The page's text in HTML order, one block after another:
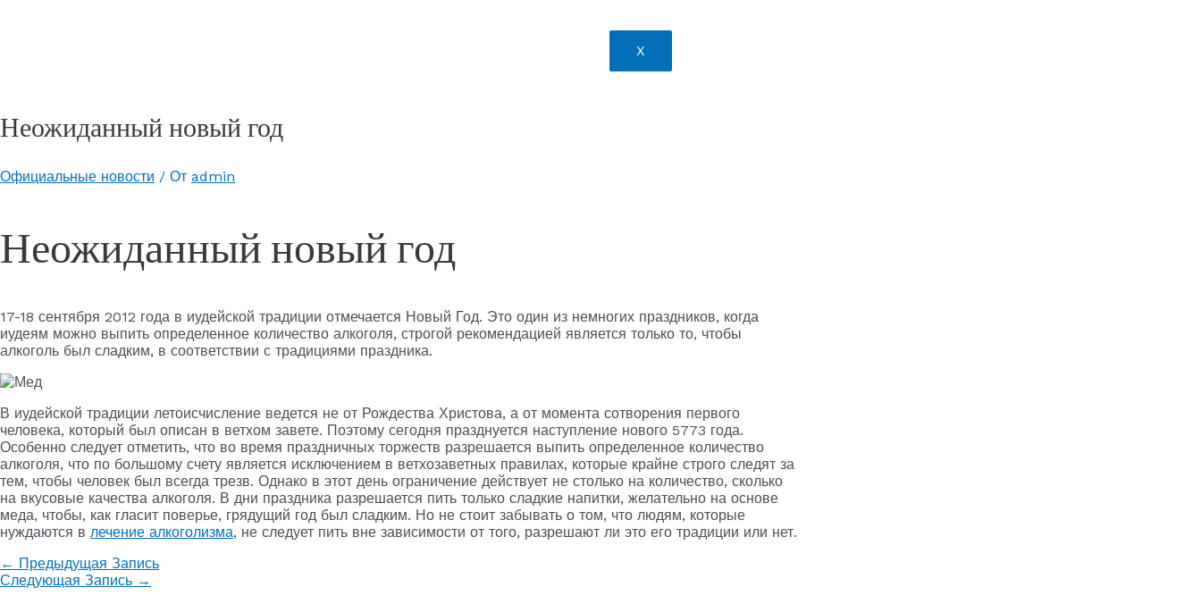
X
Неожиданный новый год
Официальные новости / От admin
Неожиданный новый год
17-18 сентября 2012 года в иудейской традиции отмечается Новый Год. Это один из немногих праздников, когда
иудеям можно выпить определенное количество алкоголя, строгой рекомендацией является только то, чтобы
алкоголь был сладким, в соответствии с традициями праздника.
В иудейской традиции летоисчисление ведется не от Рождества Христова, а от момента сотворения первого
человека, который был описан в ветхом завете. Поэтому сегодня празднуется наступление нового 5773 года.
Особенно следует отметить, что во время праздничных торжеств разрешается выпить определенное количество
алкоголя, что по большому счету является исключением в ветхозаветных правилах, которые крайне строго следят за
тем, чтобы человек был всегда трезв. Однако в этот день ограничение действует не столько на количество, сколько
на вкусовые качества алкоголя. В дни праздника разрешается пить только сладкие напитки, желательно на основе
меда, чтобы, как гласит поверье, грядущий год был сладким. Но не стоит забывать о том, что людям, которые
нуждаются в лечение алкоголизма, не следует пить вне зависимости от того, разрешают ли это его традиции или нет.
← Предыдущая Запись
Следующая Запись →